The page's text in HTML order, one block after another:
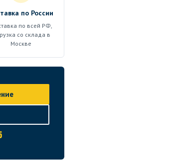
по России
по всей РФ,
со склада в
Москве